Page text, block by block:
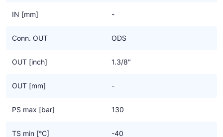
IN [mm] -
Conn. OUT ODS
OUT [inch] 1.3/8"
OUT [mm] -
PS max [bar] 130
TS min [°C] -40